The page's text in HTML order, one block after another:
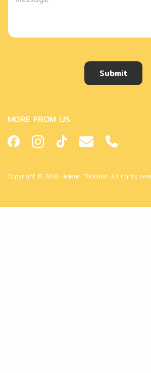
Submit
MORE FROM US
Copyright © 2018 Helena Thailand. All rights